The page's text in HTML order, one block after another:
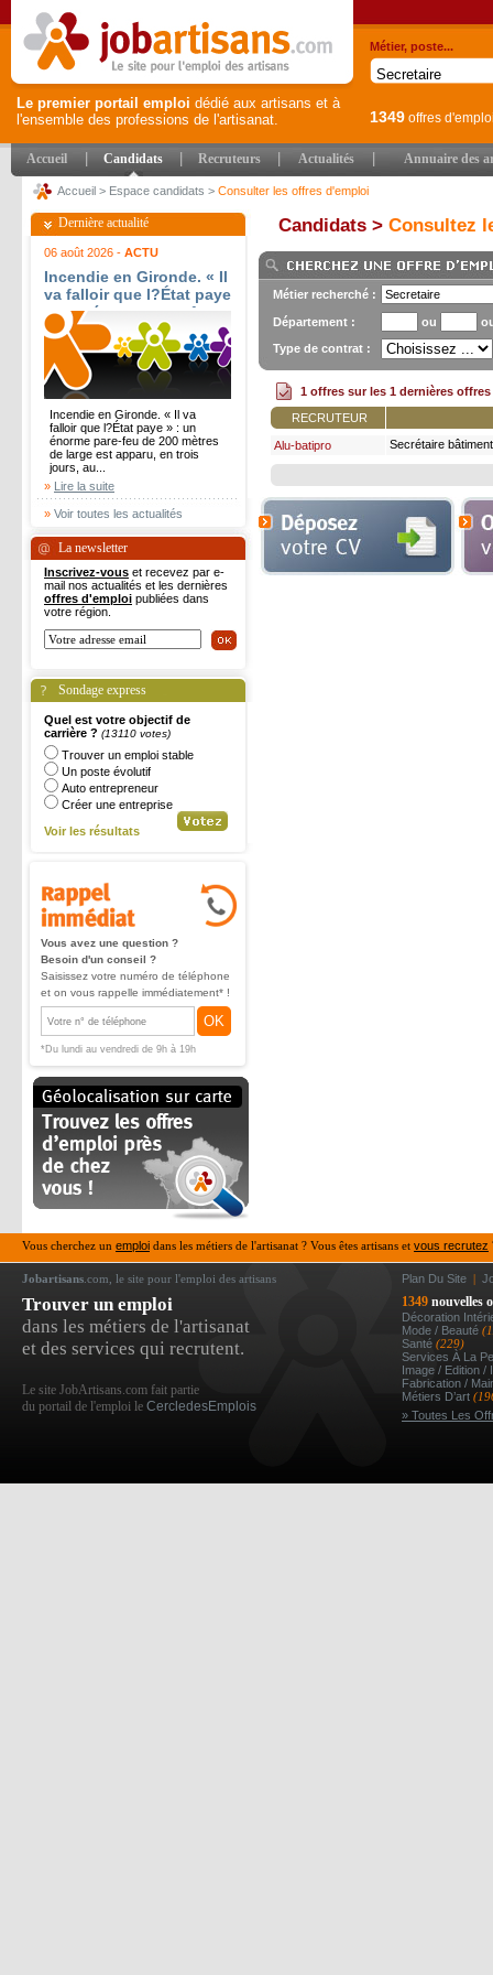
Le premier portail emploi dédié aux artisans et à
l'ensemble des professions de l'artisanat.
Métier, poste...
1349 offres
Accueil Candidats Recruteurs Actualités Annuaire des
Accueil > Espace candidats > Consulter les offres d'emploi
Dernière actualité
06 août 2026 - ACTU
Incendie en Gironde. « Il
va falloir que l?État paye
» : un énorme pare-feu
de 200 mètres de large
est apparu, en trois
jours, au Porge-Océan -
Sud Ouest
Incendie en Gironde. « Il va
falloir que l?État paye » : un
énorme pare-feu de 200 mètres
de large est apparu, en trois
jours, au...
» Lire la suite
» Voir toutes les actualités
La newsletter
Inscrivez-vous et recevez par e-
mail nos actualités et les dernières
offres d'emploi publiées dans
votre région.
Sondage express
Quel est votre objectif de
carrière ? (13110 votes)
Trouver un emploi stable
Un poste évolutif
Auto entrepreneur
Créer une entreprise
Voir les résultats
Vous avez une question ?
Besoin d'un conseil ?
Saisissez votre numéro de téléphone
et on vous rappelle immédiatement* !
OK
*Du lundi au vendredi de 9h à 19h
Candidats > Consultez
Métier recherché :
Département : ou
Type de contrat :
1 offres sur les 1 dernières offres
RECRUTEUR
Alu-batipro Secrétaire bâtiment
Vous cherchez un emploi dans les métiers de l'artisanat ? Vous êtes artisans et vous recrutez
Jobartisans .com, le site pour l'emploi des artisans Plan Du Site |
Trouver un emploi
dans les métiers de l'artisanat
et des services qui recrutent.
Le site JobArtisans.com fait partie
du portail de l'emploi le CercledesEmplois
1349 nouvelles
Décoration
Mode / Beauté
Santé (229)
Services À La
Image / Edition /
Fabrication /
Métiers D’art
» Toutes Les